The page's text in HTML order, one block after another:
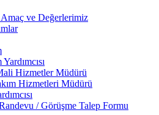
ve Değerlerimiz
Hizmetler Müdürü
Hizmetleri Müdürü
/ Görüşme Talep Formu